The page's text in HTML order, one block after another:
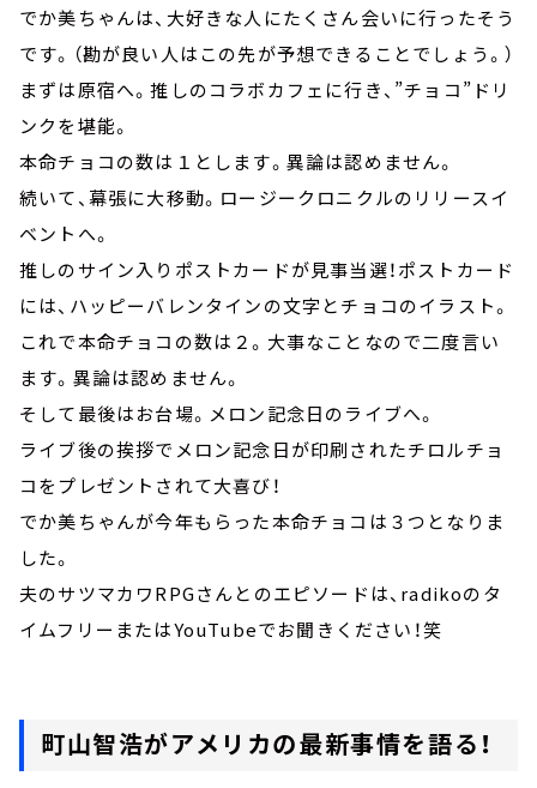
でか美ちゃんは、大好きな人にたくさん会いに行ったそう
です。（勘が良い人はこの先が予想できることでしょう。）
まずは原宿へ。推しのコラボカフェに行き、”チョコ”ドリ
ンクを堪能。
本命チョコの数は１とします。異論は認めません。
続いて、幕張に大移動。ロージークロニクルのリリースイ
ベントへ。
推しのサイン入りポストカードが見事当選！ポストカード
には、ハッピーバレンタインの文字とチョコのイラスト。
これで本命チョコの数は２。大事なことなので二度言い
ます。異論は認めません。
そして最後はお台場。メロン記念日のライブへ。
ライブ後の挨拶でメロン記念日が印刷されたチロルチョ
コをプレゼントされて大喜び！
でか美ちゃんが今年もらった本命チョコは３つとなりま
した。
夫のサツマカワRPGさんとのエピソードは、radikoのタ
イムフリーまたはYouTubeでお聞きください！笑
町山智浩がアメリカの最新事情を語る！